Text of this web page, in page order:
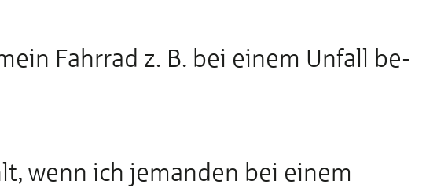
Fahr­rad z. B. bei ei­nem Un­fall be­
wenn ich je­man­den bei ei­nem